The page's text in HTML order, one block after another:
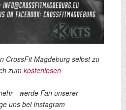
CrossFit Magdeburg selbst zu
zum kostenlosen
- werde Fan unserer
uns bei Instagram